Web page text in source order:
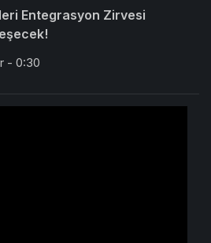
Entegrasyon Zirvesi
- 0:30